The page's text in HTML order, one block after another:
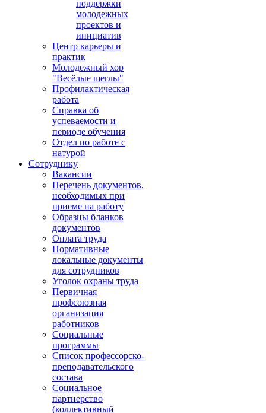
поддержки
молодежных
проектов и
инициатив
Центр карьеры и
практик
Молодежный хор
"Весёлые щеглы"
Профилактическая
работа
Справка об
успеваемости и
периоде обучения
Отдел по работе с
натурой
Сотруднику
Вакансии
Перечень документов,
необходимых при
приеме на работу
Образцы бланков
документов
Оплата труда
Нормативные
локальные документы
для сотрудников
Уголок охраны труда
Первичная
профсоюзная
организация
работников
Социальные
программы
Список профессорско-
преподавательского
состава
Социальное
партнерство
(коллективный